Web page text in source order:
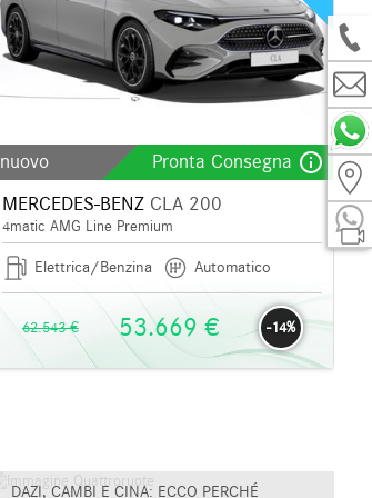
nuovo Pronta Consegna info_outline
MERCEDES-BENZCLA 200
4matic AMG Line Premium
Elettrica/Benzina Automatico
62.543 € -14%
53.669 €
DAZI, CAMBI E CINA: ECCO PERCHÉ